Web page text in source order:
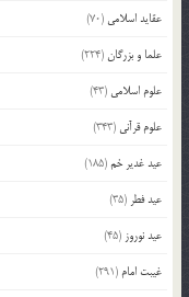
عقاید اسلامی (70)
علما و بزرگان(224)
علوم اسلامی (43)
علوم قرآنی (343)
عید غدیر خم(185)
عید فطر (35)
عید نوروز (45)
غیبت امام (291)